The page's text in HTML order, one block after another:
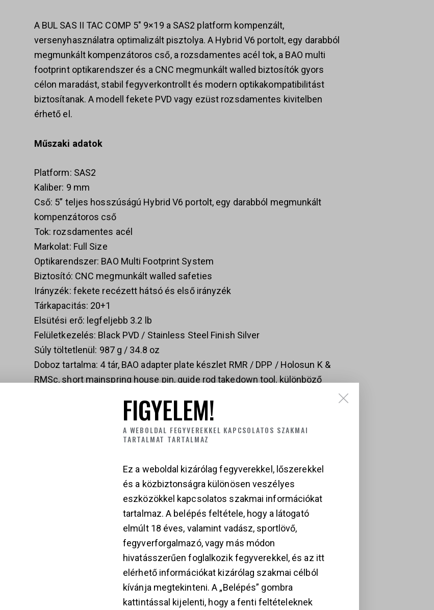
A BUL SAS II TAC COMP 5″ 9×19 a SAS2 platform kompenzált,
versenyhasználatra optimalizált pisztolya. A Hybrid V6 portolt, egy darabból
megmunkált kompenzátoros cső, a rozsdamentes acél tok, a BAO multi
footprint optikarendszer és a CNC megmunkált walled biztosítók gyors
célon maradást, stabil fegyverkontrollt és modern optikakompatibilitást
biztosítanak. A modell fekete PVD vagy ezüst rozsdamentes kivitelben
érhető el.
Műszaki adatok
Platform: SAS2
Kaliber: 9 mm
Cső: 5” teljes hosszúságú Hybrid V6 portolt, egy darabból megmunkált
kompenzátoros cső
Tok: rozsdamentes acél
Markolat: Full Size
Optikarendszer: BAO Multi Footprint System
Biztosító: CNC megmunkált walled safeties
Irányzék: fekete recézett hátsó és első irányzék
Tárkapacitás: 20+1
Elsütési erő: legfeljebb 3.2 lb
Felületkezelés: Black PVD / Stainless Steel Finish Silver
Súly töltetlenül: 987 g / 34.8 oz
Doboz tartalma: 4 tár, BAO adapter plate készlet RMR / DPP / Holosun K &
RMSc, short mainspring house pin, guide rod takedown tool, különböző
Megjegyzés: az optika nem tartozék
KAPCSOLÓDÓ TERMÉKEK
FIGYELEM!
A WEBOLDAL FEGYVEREKKEL KAPCSOLATOS SZAKMAI
TARTALMAT TARTALMAZ
Ez a weboldal kizárólag fegyverekkel, lőszerekkel
és a közbiztonságra különösen veszélyes
eszközökkel kapcsolatos szakmai információkat
tartalmaz. A belépés feltétele, hogy a látogató
elmúlt 18 éves, valamint vadász, sportlövő,
fegyverforgalmazó, vagy más módon
hivatásszerűen foglalkozik fegyverekkel, és az itt
elérhető információkat kizárólag szakmai célból
kívánja megtekinteni. A „Belépés” gombra
kattintással kijelenti, hogy a fenti feltételeknek